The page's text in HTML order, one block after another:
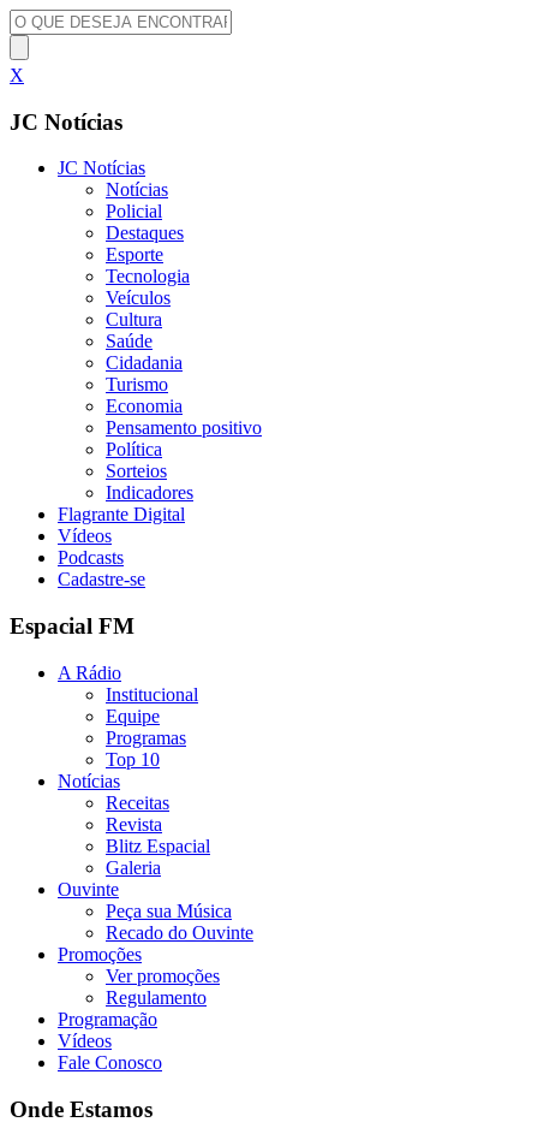
X
JC Notícias
JC Notícias
Notícias
Policial
Destaques
Esporte
Tecnologia
Veículos
Cultura
Saúde
Cidadania
Turismo
Economia
Pensamento positivo
Política
Sorteios
Indicadores
Flagrante Digital
Vídeos
Podcasts
Cadastre-se
Espacial FM
A Rádio
Institucional
Equipe
Programas
Top 10
Notícias
Receitas
Revista
Blitz Espacial
Galeria
Ouvinte
Peça sua Música
Recado do Ouvinte
Promoções
Ver promoções
Regulamento
Programação
Vídeos
Fale Conosco
Onde Estamos